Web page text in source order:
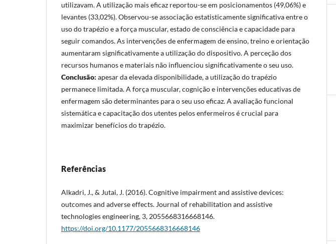
utilizavam. A utilização mais eficaz reportou-se em posicionamentos (49,06%) e
levantes (33,02%). Observou-se associação estatisticamente significativa entre o
uso do trapézio e a força muscular, estado de consciência e capacidade para
seguir comandos. As intervenções de enfermagem de ensino, treino e orientação
aumentaram significativamente a utilização do dispositivo. A perceção dos
recursos humanos e materiais não influenciou significativamente o seu uso.
Conclusão: apesar da elevada disponibilidade, a utilização do trapézio
permanece limitada. A força muscular, cognição e intervenções educativas de
enfermagem são determinantes para o seu uso eficaz. A avaliação funcional
sistemática e capacitação dos utentes pelos enfermeiros é crucial para
maximizar benefícios do trapézio.
Referências
Alkadri, J., & Jutai, J. (2016). Cognitive impairment and assistive devices:
outcomes and adverse effects. Journal of rehabilitation and assistive
technologies engineering, 3, 2055668316668146.
https://doi.org/10.1177/2055668316668146